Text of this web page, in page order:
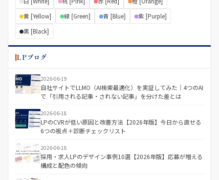
黄 [Yellow]
緑 [Green] 青 [Blue]
紫 [Purple]
黒 [Black]
LPブログ
2026-06-19
自社サイトでLLMO（AI検索最適化）を実証してみた｜4つのAI
で「引用される記事・されない記事」を分けた差とは
2026-06-18
LPのCVRが低い原因と改善方法【2026年版】今日から直せる
6つの視点＋診断チェックリスト
2026-06-18
採用・求人LPのデザイン事例10選【2026年版】応募が増える
構成と配色の傾向